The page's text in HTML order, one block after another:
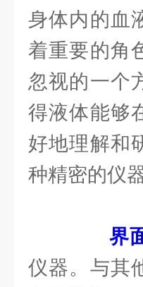
身体内的血
着重要的角
忽视的一个
得液体能够
好地理解和
种精密的仪
界
仪器。与其